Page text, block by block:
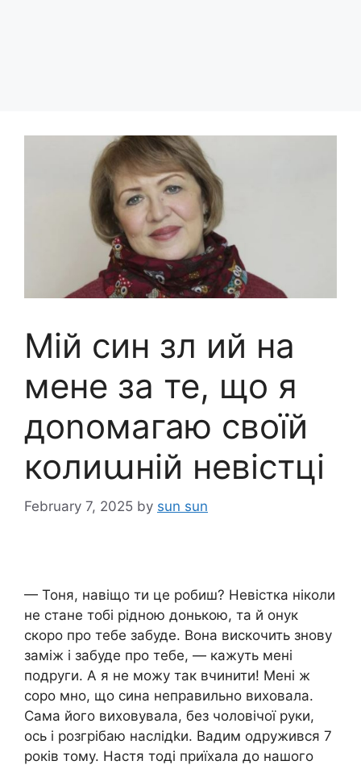
Мій син зл ий на
мене за те, що я
доnомагаю своїй
колиաній невістці
February 7, 2025 by sun sun
— Тоня, навіщо ти це робиш? Невістка ніколи
не стане тобі рідною донькою, та й онук
скоро про тебе забуде. Вона вискочить знову
заміж і забуде про тебе, — кажуть мені
подруги. А я не можу так вчинити! Мені ж
соро мно, що сина неправильно виховала.
Сама його виховувала, без чоловічої руки,
ось і розгрібаю наслідkи. Вадим одружився 7
років тому. Настя тоді приїхала до нашого